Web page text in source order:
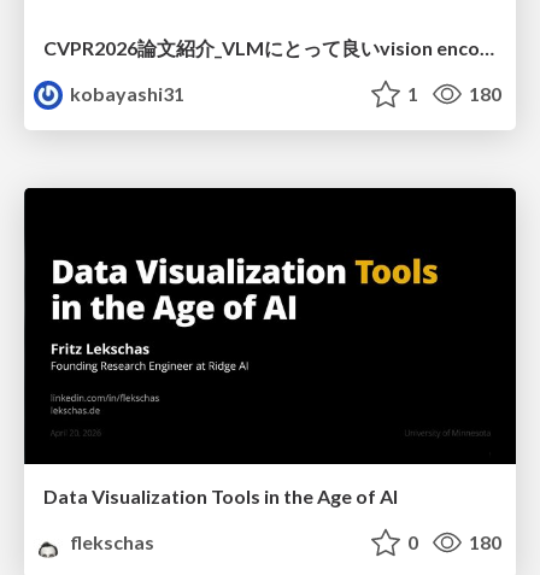
kobayashi31
1 180
Data Visualization Tools in the Age of AI
flekschas
0 180